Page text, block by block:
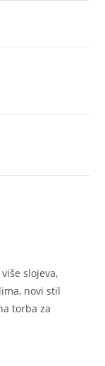
slojeva,
novi stil
torba za